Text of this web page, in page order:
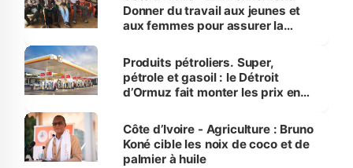
Donner du travail aux jeunes et
aux femmes pour assurer la
menacées
Produits pétroliers. Super,
pétrole et gasoil : le Détroit
d’Ormuz fait monter les prix en
Côte d’Ivoire - Agriculture : Bruno
Koné cible les noix de coco et de
palmier à huile